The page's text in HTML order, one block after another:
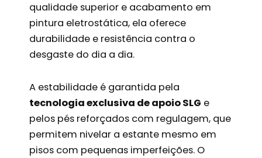
qualidade superior e acabamento em
pintura eletrostática, ela oferece
durabilidade e resistência contra o
desgaste do dia a dia.
A estabilidade é garantida pela
tecnologia exclusiva de apoio SLG e
pelos pés reforçados com regulagem, que
permitem nivelar a estante mesmo em
pisos com pequenas imperfeições. O